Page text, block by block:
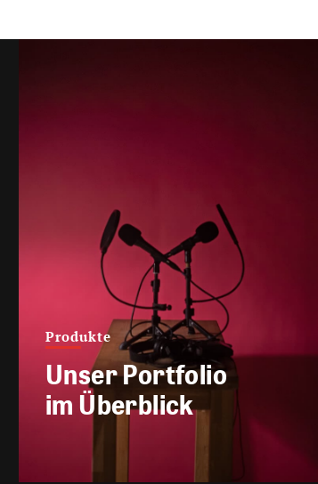
Produkte
Unser Portfolio
im Überblick